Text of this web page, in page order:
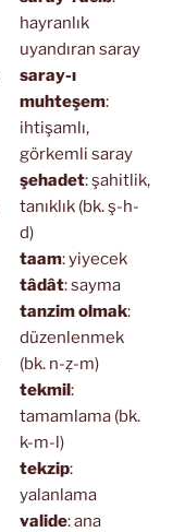
hayranlık
uyandıran saray
saray-ı
muhteşem:
ihtişamlı,
görkemli saray
şehadet: şahitlik,
tanıklık (bk. ş-h-
d)
taam: yiyecek
tâdât: sayma
tanzim olmak:
düzenlenmek
(bk. n-ẓ-m)
tekmil :
tamamlama (bk.
k-m-l)
tekzip:
yalanlama
valide: ana